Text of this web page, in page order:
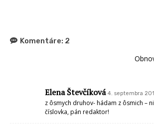
Komentáre: 2
Elena Števčíková 4. septembra
z ôsmych druhov- hádam z ôsmich –
číslovka, pán redaktor!